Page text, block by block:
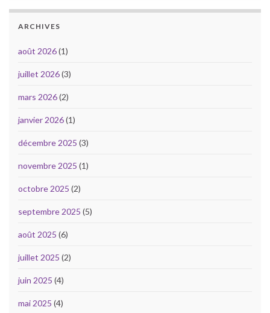
ARCHIVES
août 2026(1)
juillet 2026(3)
mars 2026(2)
janvier 2026(1)
décembre 2025 (3)
novembre 2025 (1)
octobre 2025 (2)
septembre 2025 (5)
août 2025 (6)
juillet 2025 (2)
juin 2025 (4)
mai 2025 (4)